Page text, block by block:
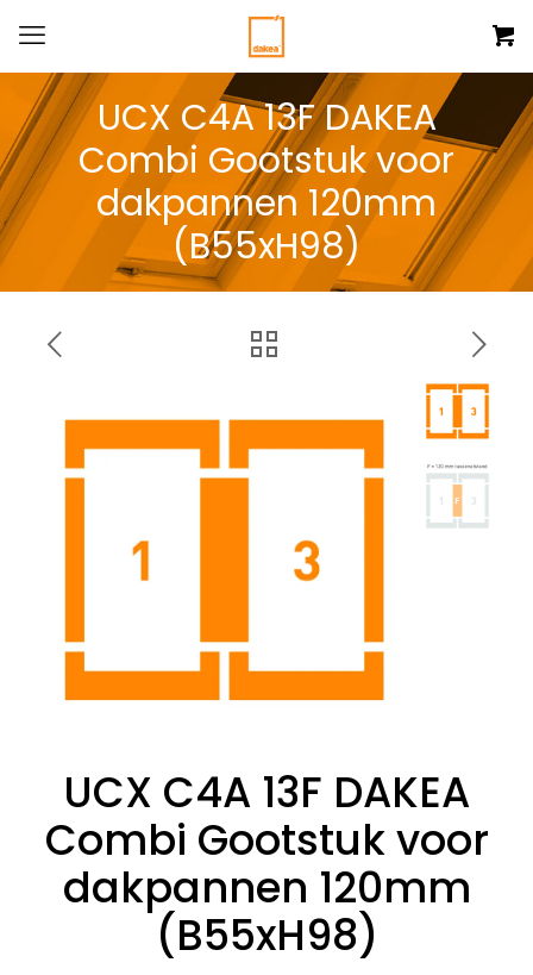
UCX C4A 13F DAKEA
Combi Gootstuk voor
dakpannen 120mm
(B55xH98)
UCX C4A 13F DAKEA
Combi Gootstuk voor
dakpannen 120mm
(B55xH98)